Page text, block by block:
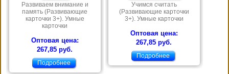
Развиваем внимание и
память (Развивающие
карточки 3+). Умные
карточки
Оптовая цена:
267,85 руб.
Подробнее
Учимся считать
(Развивающие карточки
3+). Умные карточки
Оптовая цена:
267,85 руб.
Подробнее